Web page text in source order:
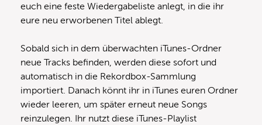
euch eine feste Wiedergabeliste anlegt, in die ihr
eure neu erworbenen Titel ablegt.
Sobald sich in dem überwachten iTunes-Ordner
neue Tracks befinden, werden diese sofort und
automatisch in die Rekordbox-Sammlung
importiert. Danach könnt ihr in iTunes euren Ordner
wieder leeren, um später erneut neue Songs
reinzulegen. Ihr nutzt diese iTunes-Playlist